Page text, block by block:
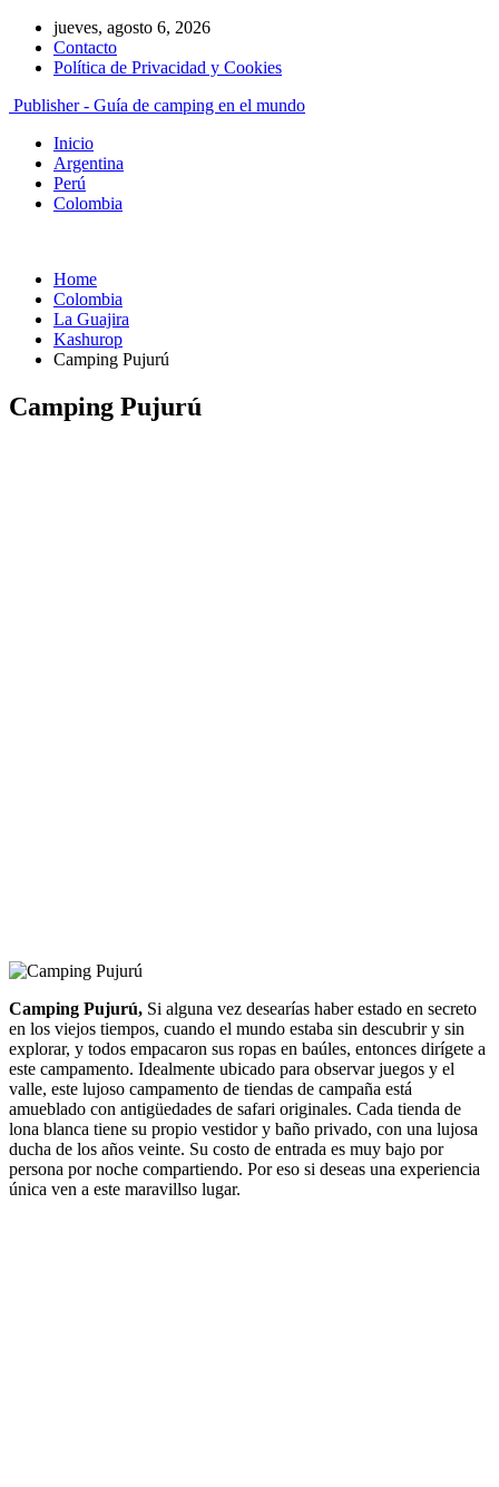
jueves, agosto 6, 2026
Contacto
Política de Privacidad y Cookies
Publisher - Guía de camping en el mundo
Inicio
Argentina
Perú
Colombia
Home
Colombia
La Guajira
Kashurop
Camping Pujurú
Camping Pujurú
Camping Pujurú, Si alguna vez desearías haber estado en secreto
en los viejos tiempos, cuando el mundo estaba sin descubrir y sin
explorar, y todos empacaron sus ropas en baúles, entonces dirígete a
este campamento. Idealmente ubicado para observar juegos y el
valle, este lujoso campamento de tiendas de campaña está
amueblado con antigüedades de safari originales. Cada tienda de
lona blanca tiene su propio vestidor y baño privado, con una lujosa
ducha de los años veinte. Su costo de entrada es muy bajo por
persona por noche compartiendo. Por eso si deseas una experiencia
única ven a este maravillso lugar.